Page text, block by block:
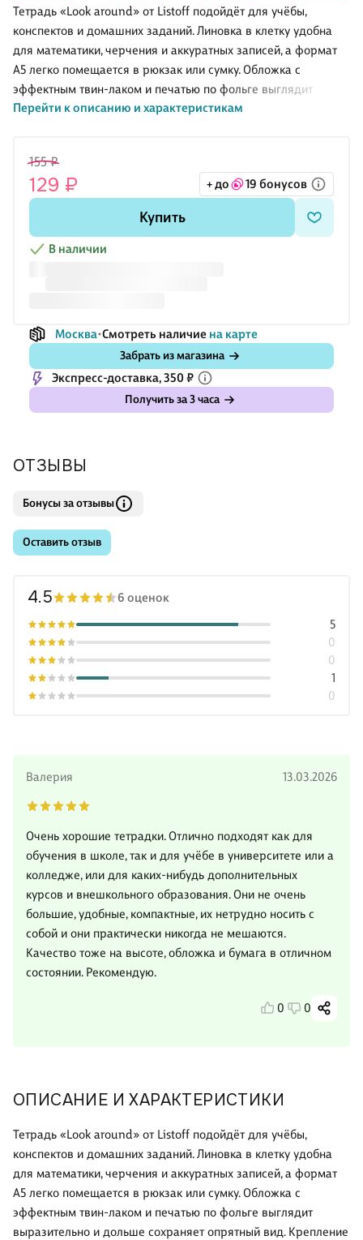
Тетрадь «Look around» от Listoff подойдёт для учёбы,
конспектов и домашних заданий. Линовка в клетку удобна
для математики, черчения и аккуратных записей, а формат
А5 легко помещается в рюкзак или сумку. Обложка с
эффектным твин-лаком и печатью по фольге выглядит
выразительно и дольше сохраняет опрятный вид. Крепление
конкретного дизайна недоступен.
Перейти к описанию и характеристикам
ассортименте,
18 листов
ассортименте,
серия» в
18 листов
100 мкм,
Топ-Спин, 10
штук
155 ₽
129 ₽ + до 19 бонусов
Купить
В наличии
Москва Смотреть наличие на карте
Забрать из магазина
Экспресс-доставка, 350 ₽
Получить за 3 часа
ОПИСАНИЕ И ХАРАКТЕРИСТИКИ
Тетрадь «Look around» от Listoff подойдёт для учёбы,
конспектов и домашних заданий. Линовка в клетку удобна
для математики, черчения и аккуратных записей, а формат
А5 легко помещается в рюкзак или сумку. Обложка с
эффектным твин-лаком и печатью по фольге выглядит
выразительно и дольше сохраняет опрятный вид. Крепление
ОТЗЫВЫ
Бонусы за отзывы
Оставить отзыв
4.5 6 оценок
0
1
0
0
5
Валерия 13.03.2026
Очень хорошие тетрадки. Отлично подходят как для
обучения в школе, так и для учёбе в университете или а
колледже, или для каких-нибудь дополнительных
курсов и внешкольного образования. Они не очень
большие, удобные, компактные, их нетрудно носить с
собой и они практически никогда не мешаются.
Качество тоже на высоте, обложка и бумага в отличном
состоянии. Рекомендую.
0 0